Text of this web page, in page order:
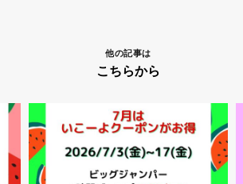
他の記事は
こちらから